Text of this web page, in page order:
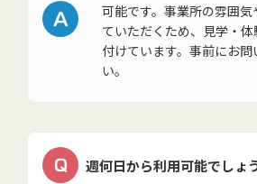
A
可能です。事業所の雰囲気
ていただくため、見学・
付けています。事前にお
い。
Q 週何日から利用可能でしょ